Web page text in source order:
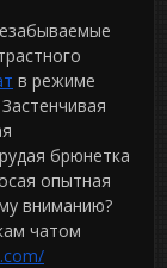
в режиме
брюнетка
опытная
вниманию?
чатом